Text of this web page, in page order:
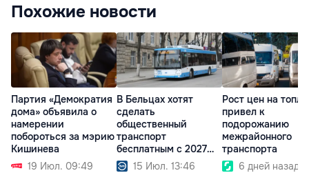
Похожие новости
Партия «Демократия
дома» объявила о
намерении
побороться за мэрию
Кишинева
19 Июл. 09:49
В Бельцах хотят
сделать
общественный
транспорт
бесплатным с 2027
года15 Июл. 13:46
Рост цен на
привел к
подорожанию
межрайонного
транспорта
6 дней назад